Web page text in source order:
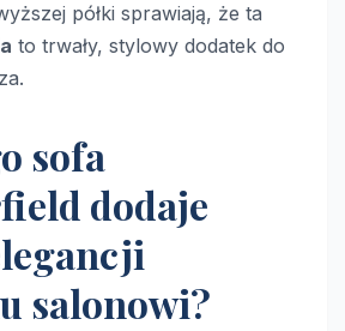
półki sprawiają, że ta
to trwały, stylowy dodatek do
sofa
dodaje
salonowi?